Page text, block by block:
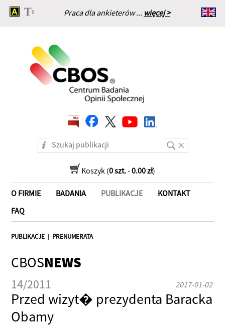
Praca dla ankieterów ... więcej >
Strona główna
Koszyk (0 szt.-0.00 zł)
O FIRMIE BADANIA PUBLIKACJE
KONTAKT
FAQ
PUBLIKACJE | PRENUMERATA
CBOSNEWS
14/2011 2017-01-02
Przed wizyt� prezydenta Baracka
Obamy